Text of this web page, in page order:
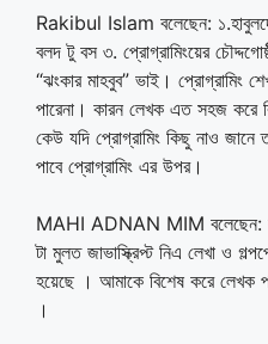
Rakibul Islam বলেছেন:
বলদ টু বস ৩. প্রোগ্রামিংয়ের
“ঝংকার মাহবুব” ভাই। প্রোগ্রামিং
পারেনা। কারন লেখক এত সহজ করে
কেউ যদি প্রোগ্রামিং কিছু নাও জানে
পাবে প্রোগ্রামিং এর উপর।
MAHI ADNAN MIM বলেছেন:
টা মুলত জাভাস্ক্রিপ্ট নিএ লেখা ও
হয়েছে । আমাকে বিশেষ করে লেখক
।